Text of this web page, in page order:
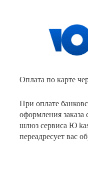
Оплата по карте
При оплате
оформления заказа
шлюз сервиса Ю
переадресует вас